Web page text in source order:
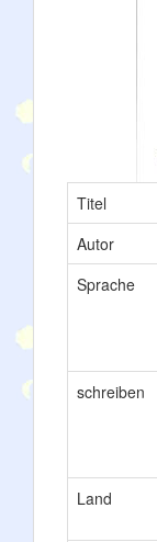
Titel
Autor
Sprache
schreiben
Land